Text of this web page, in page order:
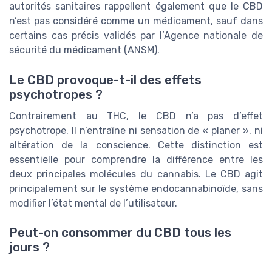
autorités sanitaires rappellent également que le CBD
n’est pas considéré comme un médicament, sauf dans
certains cas précis validés par l’Agence nationale de
sécurité du médicament (ANSM).
Le CBD provoque-t-il des effets
psychotropes ?
Contrairement au THC, le CBD n’a pas d’effet
psychotrope. Il n’entraîne ni sensation de « planer », ni
altération de la conscience. Cette distinction est
essentielle pour comprendre la différence entre les
deux principales molécules du cannabis. Le CBD agit
principalement sur le système endocannabinoïde, sans
modifier l’état mental de l’utilisateur.
Peut-on consommer du CBD tous les
jours ?